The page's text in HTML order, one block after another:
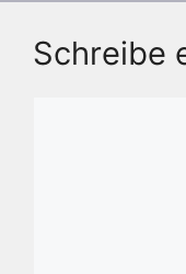
Schreibe